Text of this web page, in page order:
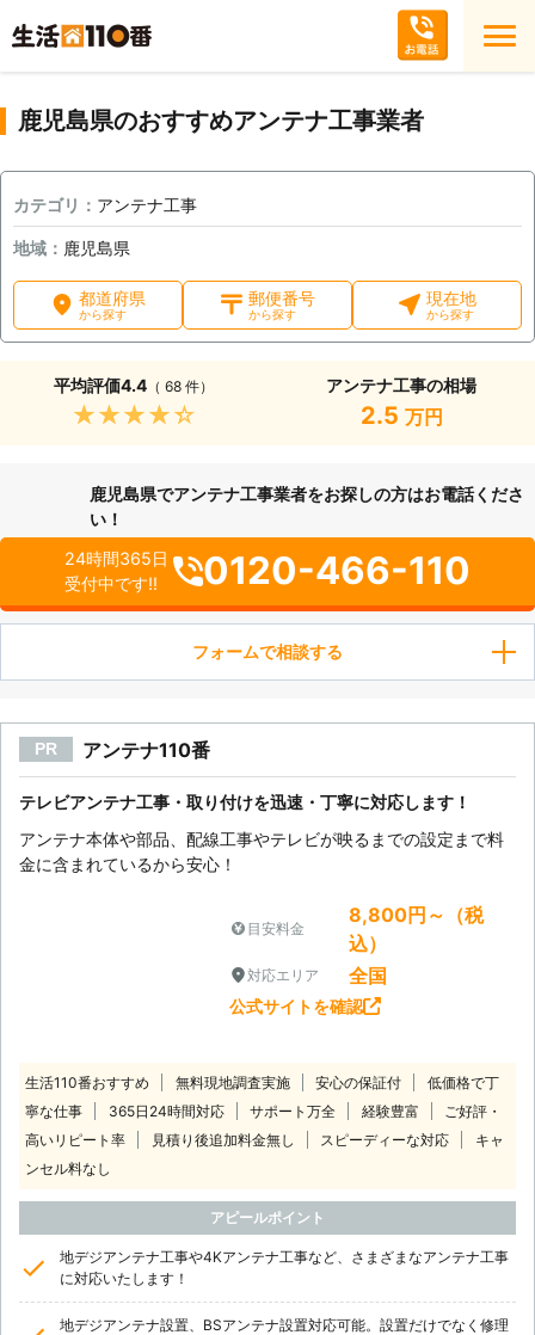
鹿児島県のおすすめアンテナ工事業者
カテゴリ： アンテナ工事
地域： 鹿児島県
都道府県
から探す
郵便番号
から探す
現在地
から探す
平均評価4.4 （ 68 件）
★★★★★
アンテナ工事の相場
2.5 万円
鹿児島県でアンテナ工事業者をお探しの方はお電話くださ
い！
24時間365日
受付中です!!
0120-466-110
フォームで相談する
PR アンテナ110番
テレビアンテナ工事・取り付けを迅速・丁寧に対応します！
アンテナ本体や部品、配線工事やテレビが映るまでの設定まで料
金に含まれているから安心！
目安料金
8,800円～（税
込）
対応エリア 全国
公式サイトを確認
生活110番おすすめ 無料現地調査実施 安心の保証付
低価格で丁
寧な仕事
365日24時間対応 サポート万全 経験豊富
ご好評・
高いリピート率
見積り後追加料金無し スピーディーな対応
キャ
ンセル料なし
アピールポイント
地デジアンテナ工事や4Kアンテナ工事など、さまざまなアンテナ工事
に対応いたします！
地デジアンテナ設置、BSアンテナ設置対応可能。設置だけでなく修理